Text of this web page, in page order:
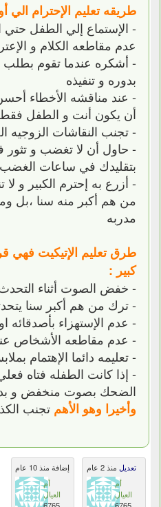
طريقه تعليم الإحترام الي
- الإستماع إلي الطفل حتي
عدم مقاطعه الكلام و
- أشكره عندما تقوم
بدوره و تنفيذه
- عند مناقشه الأخطاء
أن يكون أنت و الطفل فقط
- تجنب النقاشات الزوجيه
- حاول أن لا تغضب و
بتقليدك في ساعات
- أزرع به إحترم الكبير و
من هم أكبر منه سنا ،بل
مدربه
طرق تعليم الإتيكيت فهي
كبير :
- خفض الصوت أثناء
- ترك من هم أكبر سنا
- عدم الإستهزاء
- عدم مقاطعه الأشخاص
- تعليمه دائما الإهتمام
- إذا كانت الطفله فتاه
الضحك بصوت منخفض و
وأخيرا وهو الأهم تجنب
إضافة منذ 10 عام
أم
العيال
تعديل منذ 2 عام
أم
العيال